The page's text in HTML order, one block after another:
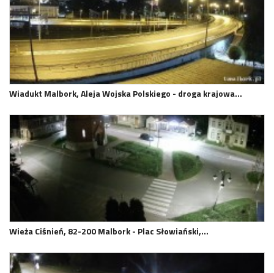
Wiadukt Malbork, Aleja Wojska Polskiego - droga krajowa…
Wieża Ciśnień, 82-200 Malbork - Plac Słowiański,…